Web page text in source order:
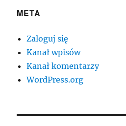
META
Zaloguj się
Kanał wpisów
Kanał komentarzy
WordPress.org